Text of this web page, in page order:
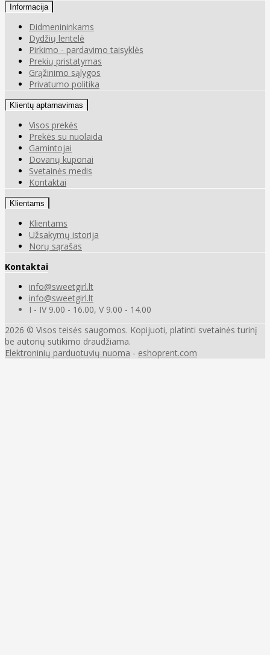
Informacija
Didmenininkams
Dydžių lentelė
Pirkimo - pardavimo taisyklės
Prekių pristatymas
Grąžinimo sąlygos
Privatumo politika
Klientų aptarnavimas
Visos prekės
Prekės su nuolaida
Gamintojai
Dovanų kuponai
Svetainės medis
Kontaktai
Klientams
Klientams
Užsakymų istorija
Norų sąrašas
Kontaktai
info@sweetgirl.lt
info@sweetgirl.lt
I - IV 9.00 - 16.00, V 9.00 - 14.00
2026 © Visos teisės saugomos. Kopijuoti, platinti svetainės turinį
be autorių sutikimo draudžiama.
Elektroninių parduotuvių nuoma - eshoprent.com